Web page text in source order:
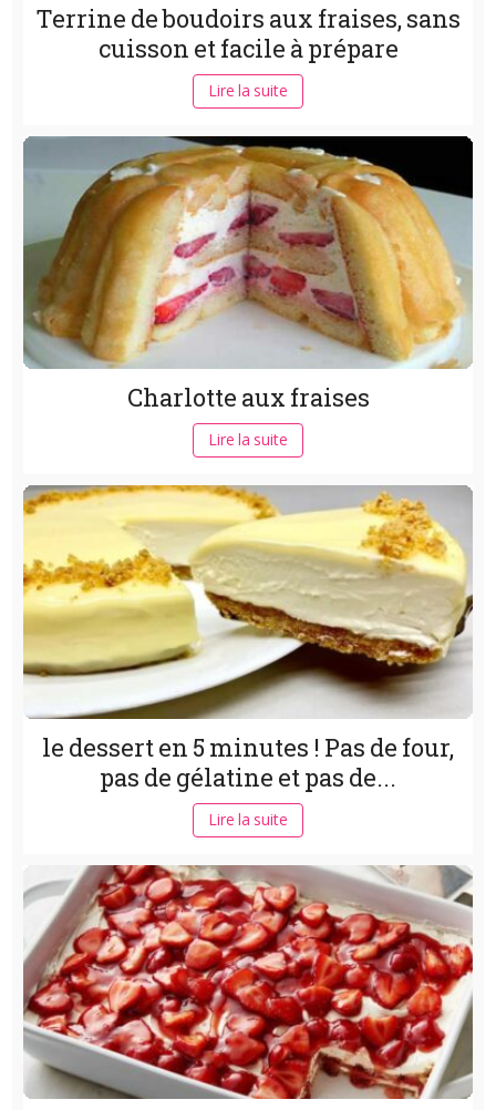
Terrine de boudoirs aux fraises, sans
cuisson et facile à prépare
Lire la suite
Charlotte aux fraises
Lire la suite
le dessert en 5 minutes ! Pas de four,
pas de gélatine et pas de...
Lire la suite